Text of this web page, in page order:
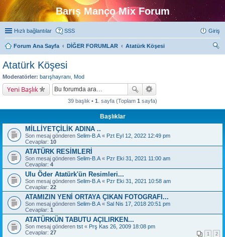
Barış Manço Mix Forum
Hızlı bağlantılar SSS Giriş
Forum Ana Sayfa DİĞER FORUMLAR
Atatürk Köşesi
Atatürk Köşesi
Moderatörler: barışhayranı Mod
Yeni Başlık
39 başlık • 1 . sayfa (Toplam 1 sayfa)
Başlıklar
MİLLİYETÇİLİK ADINA ..
Son mesaj gönderen Selim-B.A « Pzt Eyl 12, 2022 12:49 pm
Cevaplar: 10
ATATÜRK RESİMLERİ
Son mesaj gönderen Selim-B.A « Pzr Eki 31, 2021 11:00 am
Cevaplar: 4
Ulu Öder Atatürk'ün Resimleri...
Son mesaj gönderen Selim-B.A « Pzr Eki 31, 2021 10:58 am
Cevaplar: 22
ATAMIZIN YENİ ORTAYA ÇIKAN FOTOGRAFI...
Son mesaj gönderen Selim-B.A « Sal Nis 17, 2018 20:51 pm
Cevaplar: 1
ATATÜRKÜN TABUTU AÇILIRKEN...
Son mesaj gönderen tst « Prş Kas 26, 2009 18:08 pm
Cevaplar: 27 1 2